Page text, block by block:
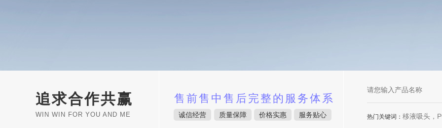
追求合作共赢
WIN WIN FOR YOU AND ME
售前售中售后完整的服务体系
诚信经营 质量保障 价格实惠 服务贴心 热门关键词： 移液吸头，